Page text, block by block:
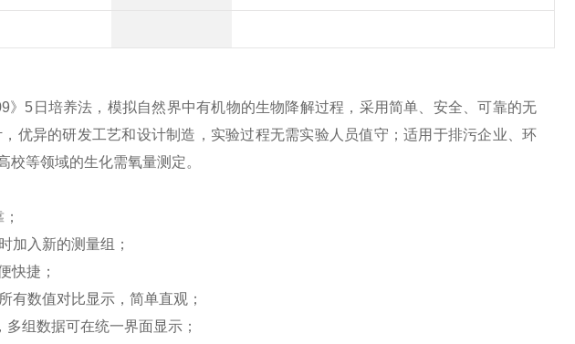
》5日培养法，模拟自然界中有机物的生物降解过程，采用简单、安全、可靠的无
优异的研发工艺和设计制造，实验过程无需实验人员值守；适用于排污企业、环
等领域的生化需氧量测定。
加入新的测量组；
快捷；
有数值对比显示，简单直观；
组数据可在统一界面显示；